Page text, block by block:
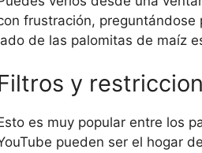
frustración, preguntándose
de las palomitas de maíz
y
es muy popular entre los
pueden ser el hogar